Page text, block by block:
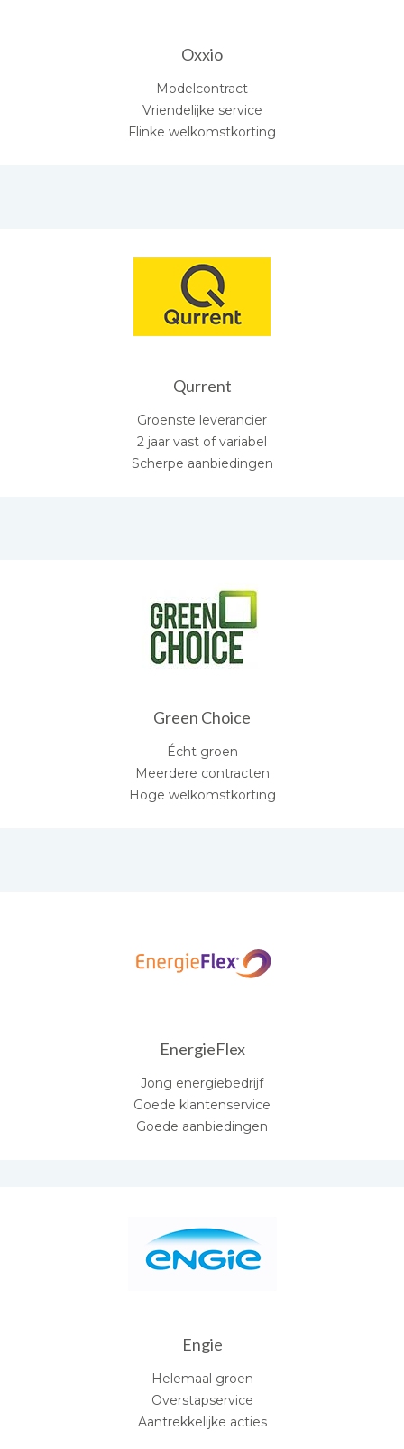
Oxxio
Modelcontract
Vriendelijke service
Flinke welkomstkorting
Qurrent
Groenste leverancier
2 jaar vast of variabel
Scherpe aanbiedingen
Green Choice
Écht groen
Meerdere contracten
Hoge welkomstkorting
EnergieFlex
Jong energiebedrijf
Goede klantenservice
Goede aanbiedingen
Engie
Helemaal groen
Overstapservice
Aantrekkelijke acties